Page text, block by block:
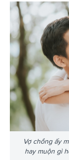
Vợ chồng ấy
hay muộn gì